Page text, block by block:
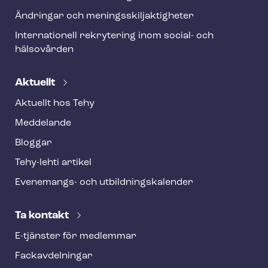
Ändringar och me­nings­skilj­ak­tig­he­ter
Internationell rekrytering inom social- och
hälsovården
Aktuellt
Aktuellt hos Tehy
Meddelande
Bloggar
Tehy-lehti artikel
Evenemangs- och ut­bild­nings­ka­len­der
Ta kontakt
E-tjänster för medlemmar
Fackav­del­ning­ar